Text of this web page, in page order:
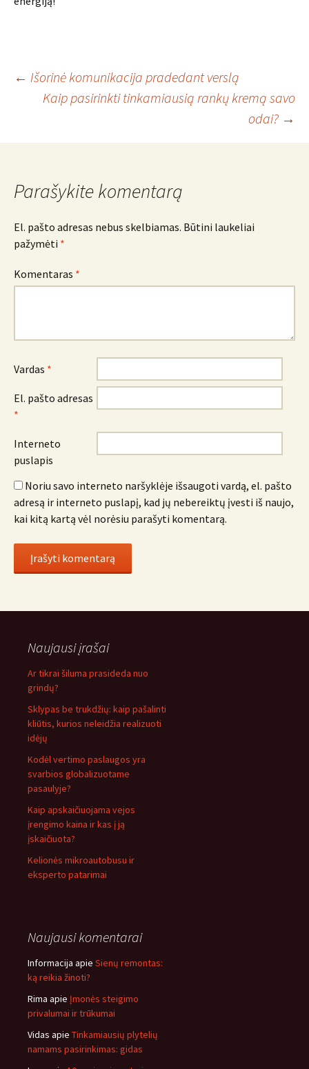
Įrašo
← Išorinė komunikacija pradedant verslą
Kaip pasirinkti tinkamiausią rankų kremą savo
odai? →
Parašykite komentarą
El. pašto adresas nebus skelbiamas. Būtini laukeliai
pažymėti *
Komentaras *
Vardas *
El. pašto adresas
*
Interneto
puslapis
Noriu savo interneto naršyklėje išsaugoti vardą, el. pašto
adresą ir interneto puslapį, kad jų nebereiktų įvesti iš naujo,
kai kitą kartą vėl norėsiu parašyti komentarą.
Naujausi įrašai
Ar tikrai šiluma prasideda nuo
grindų?
Sklypas be trukdžių: kaip pašalinti
kliūtis, kurios neleidžia realizuoti
idėjų
Kodėl vertimo paslaugos yra
svarbios globalizuotame
pasaulyje?
Kaip apskaičiuojama vejos
įrengimo kaina ir kas į ją
įskaičiuota?
Kelionės mikroautobusu ir
eksperto patarimai
Naujausi komentarai
Informacija apie Sienų remontas:
ką reikia žinoti?
Rima apie Įmonės steigimo
privalumai ir trūkumai
Vidas apie Tinkamiausių plytelių
namams pasirinkimas: gidas